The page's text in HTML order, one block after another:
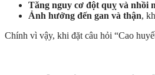
Tăng nguy cơ đột quỵ và nhồi
Ảnh hưởng đến gan và thận,
Chính vì vậy, khi đặt câu hỏi “Cao